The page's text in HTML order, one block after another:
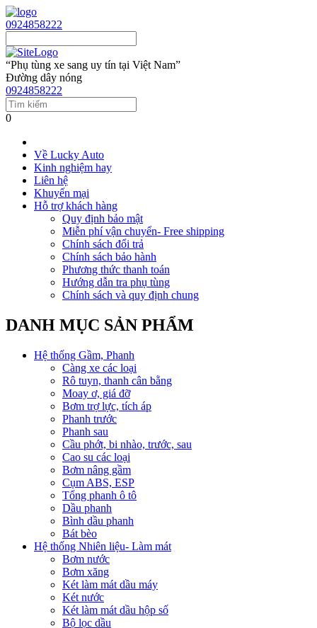
0924858222
“Phụ tùng xe sang uy tín tại Việt Nam”
Đường dây nóng
0924858222
0
Về Lucky Auto
Kinh nghiệm hay
Liên hệ
Khuyến mại
Hỗ trợ khách hàng
Quy định bảo mật
Miễn phí vận chuyển- Free shipping
Chính sách đổi trả
Chính sách bảo hành
Phương thức thanh toán
Hướng dẫn tra phụ tùng
Chính sách và quy định chung
DANH MỤC SẢN PHẨM
Hệ thống Gầm, Phanh
Càng xe các loại
Rô tuyn, thanh cân bằng
Moay ơ, giá đỡ
Bơm trợ lực, tích áp
Phanh trước
Phanh sau
Cầu phớt, bi nhào, trước, sau
Cao su các loại
Bơm nâng gầm
Cụm ABS, ESP
Tổng phanh ô tô
Dầu phanh
Bình dầu phanh
Bát bèo
Hệ thống Nhiên liệu- Làm mát
Bơm nước
Bơm xăng
Két làm mát dầu máy
Két nước
Két làm mát dầu hộp số
Bộ lọc dầu